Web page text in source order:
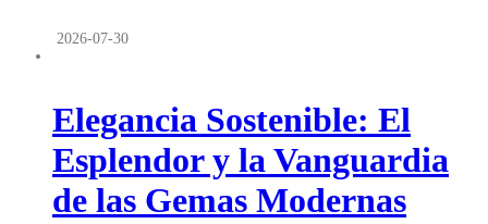
2026-07-30
Elegancia Sostenible: El
Esplendor y la Vanguardia
de las Gemas Modernas